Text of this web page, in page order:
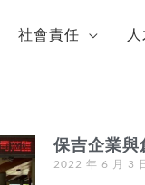
社會責任
保吉企業與
2022 年 6 月 3